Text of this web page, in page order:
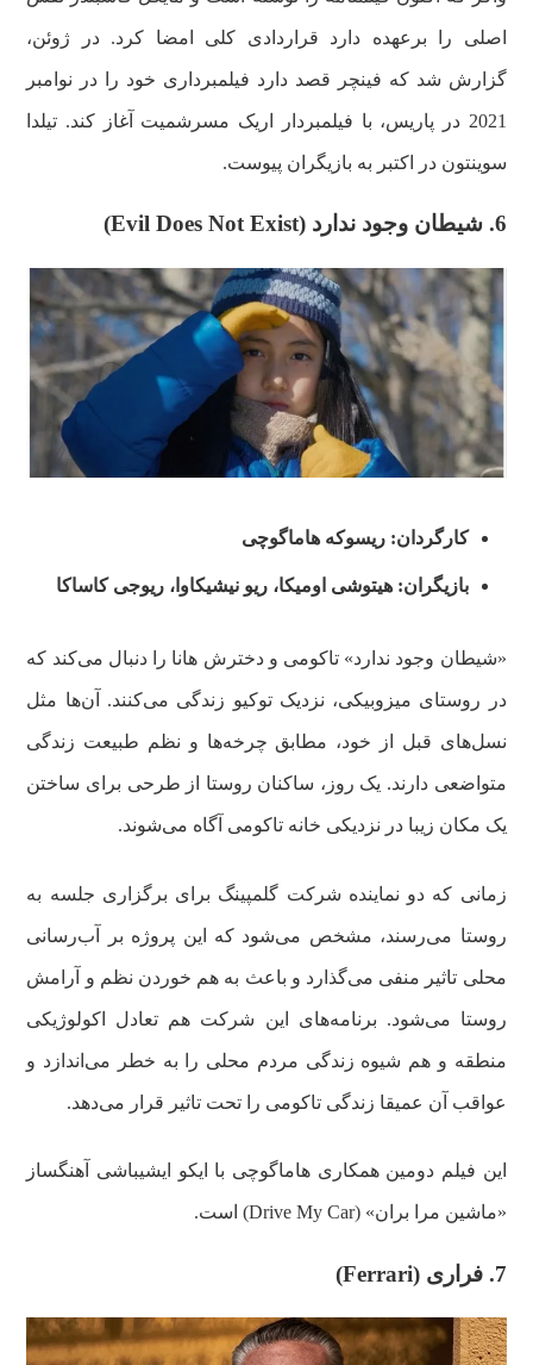
اصلی را برعهده دارد قراردادی کلی امضا کرد. در ژوئن،
گزارش شد که فینچر قصد دارد فیلمبرداری خود را در نوامبر
2021 در پاریس، با فیلمبردار اریک مسرشمیت آغاز کند. تیلدا
سوینتون در اکتبر به بازیگران پیوست.
6. شیطان وجود ندارد (Evil Does Not Exist)
کارگردان: ریسوکه هاماگوچی
بازیگران: هیتوشی اومیکا، ریو نیشیکاوا، ریوجی کاساکا
«شیطان وجود ندارد» تاکومی و دخترش هانا را دنبال می‌کند که
در روستای میزوبیکی، نزدیک توکیو زندگی می‌کنند. آن‌ها مثل
نسل‌های قبل از خود، مطابق چرخه‌ها و نظم طبیعت زندگی
متواضعی دارند. یک روز، ساکنان روستا از طرحی برای ساختن
یک مکان زیبا در نزدیکی خانه تاکومی آگاه می‌شوند.
زمانی که دو نماینده شرکت گلمپینگ برای برگزاری جلسه به
روستا می‌رسند، مشخص می‌شود که این پروژه بر آب‌رسانی
محلی تاثیر منفی می‌گذارد و باعث به هم خوردن نظم و آرامش
روستا می‌شود. برنامه‌های این شرکت هم تعادل اکولوژیکی
منطقه و هم شیوه زندگی مردم محلی را به خطر می‌اندازد و
عواقب آن عمیقا زندگی تاکومی را تحت تاثیر قرار می‌دهد.
این فیلم دومین همکاری هاماگوچی با ایکو ایشیباشی آهنگساز
«ماشین مرا بران» (Drive My Car) است.
7. فراری (Ferrari)